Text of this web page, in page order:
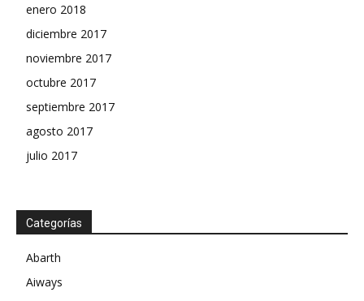
enero 2018
diciembre 2017
noviembre 2017
octubre 2017
septiembre 2017
agosto 2017
julio 2017
Categorías
Abarth
Aiways